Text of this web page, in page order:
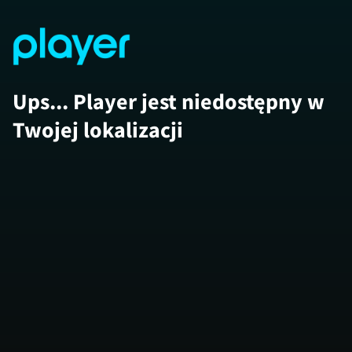
Ups... Player jest niedostępny w
Twojej lokalizacji